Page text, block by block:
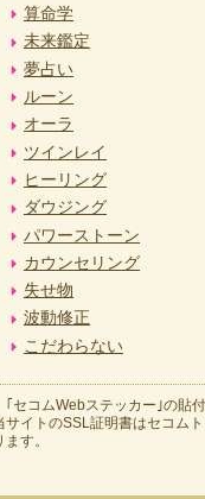
算命学
未来鑑定
夢占い
ルーン
オーラ
ツインレイ
ヒーリング
ダウジング
パワーストーン
カウンセリング
失せ物
波動修正
こだわらない
セコムWebステッカー｣の貼
イトのSSL証明書はセコム
す。